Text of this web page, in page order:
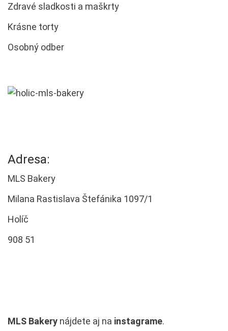
Zdravé sladkosti a maškrty
Krásne torty
Osobný odber
Adresa:
MLS Bakery
Milana Rastislava Štefánika 1097/1
Holíč
908 51
MLS Bakery nájdete aj na instagrame.